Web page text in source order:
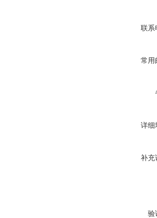
联系
常用
详细
补充
验